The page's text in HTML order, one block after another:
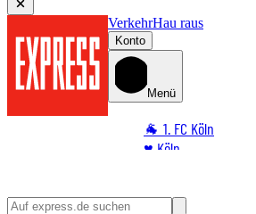
VerkehrHau raus
Konto
Menü
🐐 1. FC Köln
♥️ Köln
🏆 Sport